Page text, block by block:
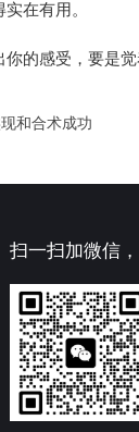
在有用。
的感受，要是
和合术成功
扫一扫加微信